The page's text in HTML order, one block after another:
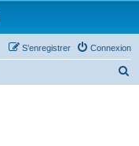
Connexion
S’enregistrer